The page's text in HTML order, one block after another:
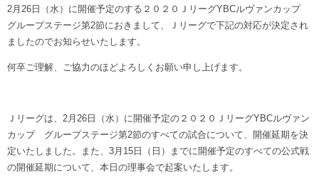
試合
チケット購入方法
販売スケジュール
ニッパツシート
スケジュール
練習見学について
横浜FC観戦ガイド
クラブ
クラブ概要
ヒストリー
サステナビリティ
ファン
クラブメンバー
スタータークラブ
育成ビジョン
試合日程・結果
パートナー
パートナー一覧
2月26日（水）に開催予定のする２０２０ＪリーグYBCルヴァンカップ
グループステージ第2節におきまして、Ｊリーグで下記の対応が決定され
ましたのでお知らせいたします。
何卒ご理解、ご協力のほどよろしくお願い申し上げます。
Ｊリーグは、2月26日（水）に開催予定の２０２０ＪリーグYBCルヴァン
カップ グループステージ第2節のすべての試合について、開催延期を決
定いたしました。また、3月15日（日）までに開催予定のすべての公式戦
の開催延期について、本日の理事会で起案いたします。